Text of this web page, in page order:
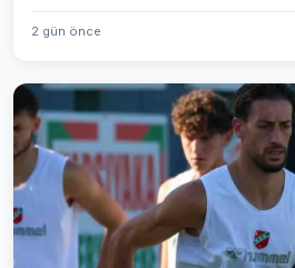
2 gün önce